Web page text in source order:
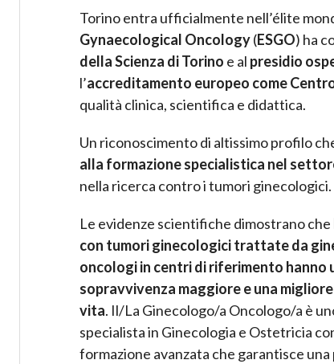
Torino entra ufficialmente nell’élite
Gynaecological Oncology(ESGO) ha
della Scienza di Torino e al presidio
l’accreditamento europeo come
qualità clinica, scientifica e didattica.
Un riconoscimento di altissimo profilo
alla formazione specialistica nel
nella ricerca contro i tumori ginecologici.
Le evidenze scientifiche dimostrano che
con tumori ginecologici trattate da
oncologi in centri di riferimento hanno
sopravvivenza maggiore e una
vita. Il/La Ginecologo/a Oncologo/a è
specialista in Ginecologia e Ostetricia
formazione avanzata che garantisce una